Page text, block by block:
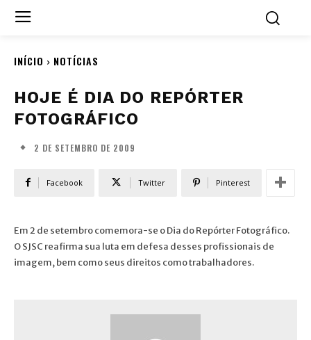
INÍCIO NOTÍCIAS
HOJE É DIA DO REPÓRTER
FOTOGRÁFICO
2 DE SETEMBRO DE 2009
Facebook Twitter Pinterest
Em 2 de setembro comemora-se o Dia do Repórter Fotográfico.
O SJSC reafirma sua luta em defesa desses profissionais de
imagem, bem como seus direitos como trabalhadores.